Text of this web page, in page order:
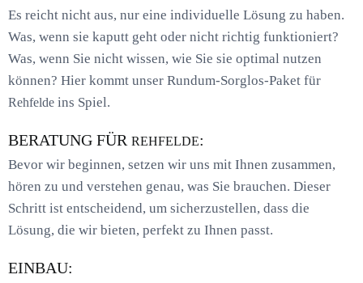
Es reicht nicht aus, nur eine individuelle Lösung zu haben.
Was, wenn sie kaputt geht oder nicht richtig funktioniert?
Was, wenn Sie nicht wissen, wie Sie sie optimal nutzen
können? Hier kommt unser Rundum-Sorglos-Paket für
Rehfelde ins Spiel.
BERATUNG FÜR REHFELDE:
Bevor wir beginnen, setzen wir uns mit Ihnen zusammen,
hören zu und verstehen genau, was Sie brauchen. Dieser
Schritt ist entscheidend, um sicherzustellen, dass die
Lösung, die wir bieten, perfekt zu Ihnen passt.
EINBAU: